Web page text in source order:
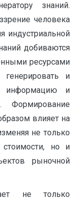
знаний.
человека
индустриальной
добиваются
ресурсами
и
информацию и
Формирование
влияет на
не только
стоимости, но и
рыночной
не только